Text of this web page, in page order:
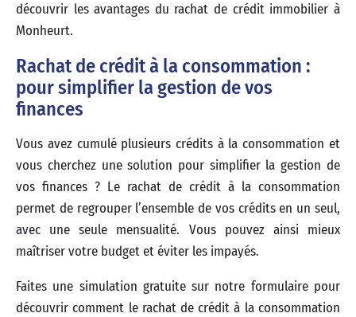
découvrir les avantages du rachat de crédit immobilier à
Monheurt.
Rachat de crédit à la consommation :
pour simplifier la gestion de vos
finances
Vous avez cumulé plusieurs crédits à la consommation et
vous cherchez une solution pour simplifier la gestion de
vos finances ? Le rachat de crédit à la consommation
permet de regrouper l’ensemble de vos crédits en un seul,
avec une seule mensualité. Vous pouvez ainsi mieux
maîtriser votre budget et éviter les impayés.
Faites une simulation gratuite sur notre formulaire pour
découvrir comment le rachat de crédit à la consommation